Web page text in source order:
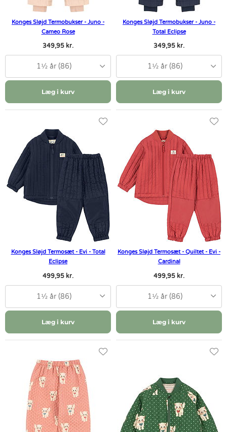
Konges Sløjd Termobukser - Juno -
Cameo Rose
349,95 kr.
1½ år (86)
Læg i kurv
Konges Sløjd Termobukser - Juno -
Total Eclipse
349,95 kr.
1½ år (86)
Læg i kurv
Konges Sløjd Termosæt - Evi - Total
Eclipse
499,95 kr.
1½ år (86)
Læg i kurv
Konges Sløjd Termosæt - Quiltet - Evi -
Cardinal
499,95 kr.
1½ år (86)
Læg i kurv